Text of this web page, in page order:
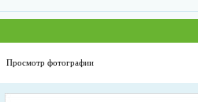
Просмотр фотографии